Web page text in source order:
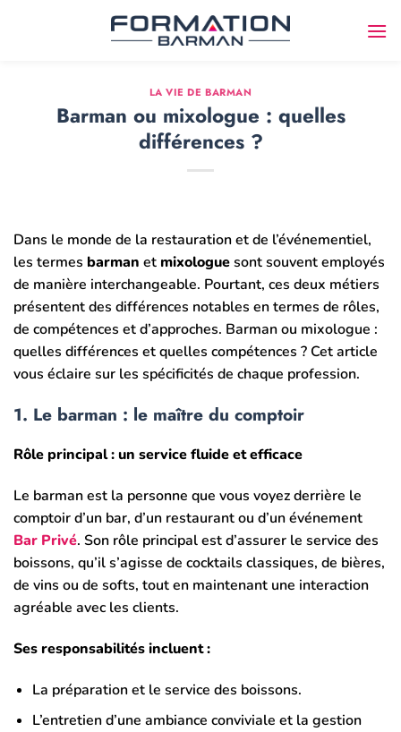
LA VIE DE BARMAN
Barman ou mixologue : quelles
différences ?
Dans le monde de la restauration et de l’événementiel,
les termes barman et mixologuesont souvent employés
de manière interchangeable. Pourtant, ces deux métiers
présentent des différences notables en termes de rôles,
de compétences et d’approches. Barman ou mixologue :
quelles différences et quelles compétences ? Cet article
vous éclaire sur les spécificités de chaque profession.
1. Le barman : le maître du comptoir
Rôle principal : un service fluide et efficace
Le barman est la personne que vous voyez derrière le
comptoir d’un bar, d’un restaurant ou d’un événement
Bar Privé. Son rôle principal est d’assurer le service des
boissons, qu’il s’agisse de cocktails classiques, de bières,
de vins ou de softs, tout en maintenant une interaction
agréable avec les clients.
Ses responsabilités incluent :
La préparation et le service des boissons.
L’entretien d’une ambiance conviviale et la gestion